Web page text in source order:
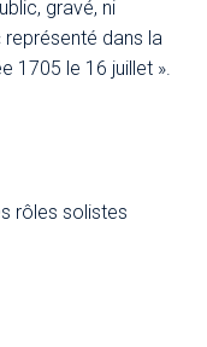
gravé, ni
représenté dans la
1705 le 16 juillet ».
rôles solistes